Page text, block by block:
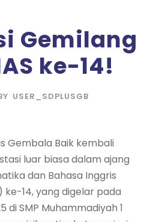
Gemilang
ke-14!
USER_SDPLUSGB
Gembala Baik kembali
luar biasa dalam ajang
dan Bahasa Inggris
ke-14, yang digelar pada
di SMP Muhammadiyah 1